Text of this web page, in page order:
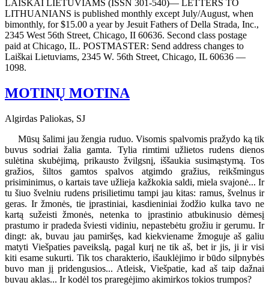
LAIŠKAI LIETUVIAMS (ISSN 301-540)— LETTERS TO
LITHUANIANS is published monthly except July/August, when
bimonthly, for $15.00 a year by Jesuit Fathers of Della Strada, Inc.,
2345 West 56th Street, Chicago, II 60636. Second class postage
paid at Chicago, IL. POSTMASTER: Send address changes to
Laiškai Lietuviams, 2345 W. 56th Street, Chicago, IL 60636 —
1098.
MOTINŲ MOTINA
Algirdas Paliokas, SJ
Mūsų šalimi jau žengia ruduo. Visomis spalvomis pražydo ką tik
buvus sodriai žalia gamta. Tylia rimtimi užlietos rudens dienos
sulėtina skubėjimą, prikausto žvilgsnį, iššaukia susimąstymą. Tos
gražios, šiltos gamtos spalvos atgimdo gražius, reikšmingus
prisiminimus, o kartais tave užlieja kažkokia saldi, miela svajonė... Ir
tu šiuo švelniu rudens prisilietimu tampi jau kitas: ramus, švelnus ir
geras. Ir žmonės, tie įprastiniai, kasdieniniai žodžio kulka tavo ne
kartą sužeisti žmonės, netenka to įprastinio atbukinusio dėmesį
prastumo ir pradeda šviesti vidiniu, nepastebėtu grožiu ir gerumu. Ir
dingt: ak, buvau jau pamiršęs, kad kiekviename žmoguje aš galiu
matyti Viešpaties paveikslą, pagal kurį ne tik aš, bet ir jis, ji ir visi
kiti esame sukurti. Tik tos charakterio, išauklėjimo ir būdo silpnybės
buvo man jį pridengusios... Atleisk, Viešpatie, kad aš taip dažnai
buvau aklas... Ir kodėl tos praregėjimo akimirkos tokios trumpos?